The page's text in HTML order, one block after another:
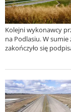
Kolejni wykonawcy
na Podlasiu. W
zakończyło się